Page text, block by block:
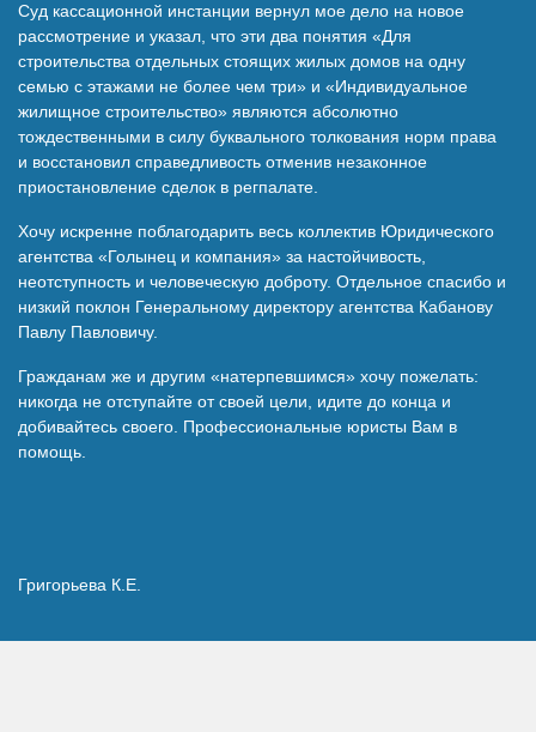
Суд кассационной инстанции вернул мое дело на новое
рассмотрение и указал, что эти два понятия «Для
строительства отдельных стоящих жилых домов на одну
семью с этажами не более чем три» и «Индивидуальное
жилищное строительство» являются абсолютно
тождественными в силу буквального толкования норм права
и восстановил справедливость отменив незаконное
приостановление сделок в регпалате.
Хочу искренне поблагодарить весь коллектив Юридического
агентства «Голынец и компания» за настойчивость,
неотступность и человеческую доброту. Отдельное спасибо и
низкий поклон Генеральному директору агентства Кабанову
Павлу Павловичу.
Гражданам же и другим «натерпевшимся» хочу пожелать:
никогда не отступайте от своей цели, идите до конца и
добивайтесь своего. Профессиональные юристы Вам в
помощь.
Григорьева К.Е.